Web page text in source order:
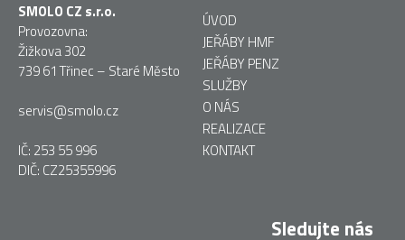
SMOLO CZ s.r.o.
Provozovna:
Žižkova 302
739 61 Třinec – Staré Město
servis@smolo.cz
IČ: 253 55 996
DIČ: CZ25355996
ÚVOD
JEŘÁBY HMF
JEŘÁBY PENZ
SLUŽBY
O NÁS
REALIZACE
KONTAKT
Sledujte nás